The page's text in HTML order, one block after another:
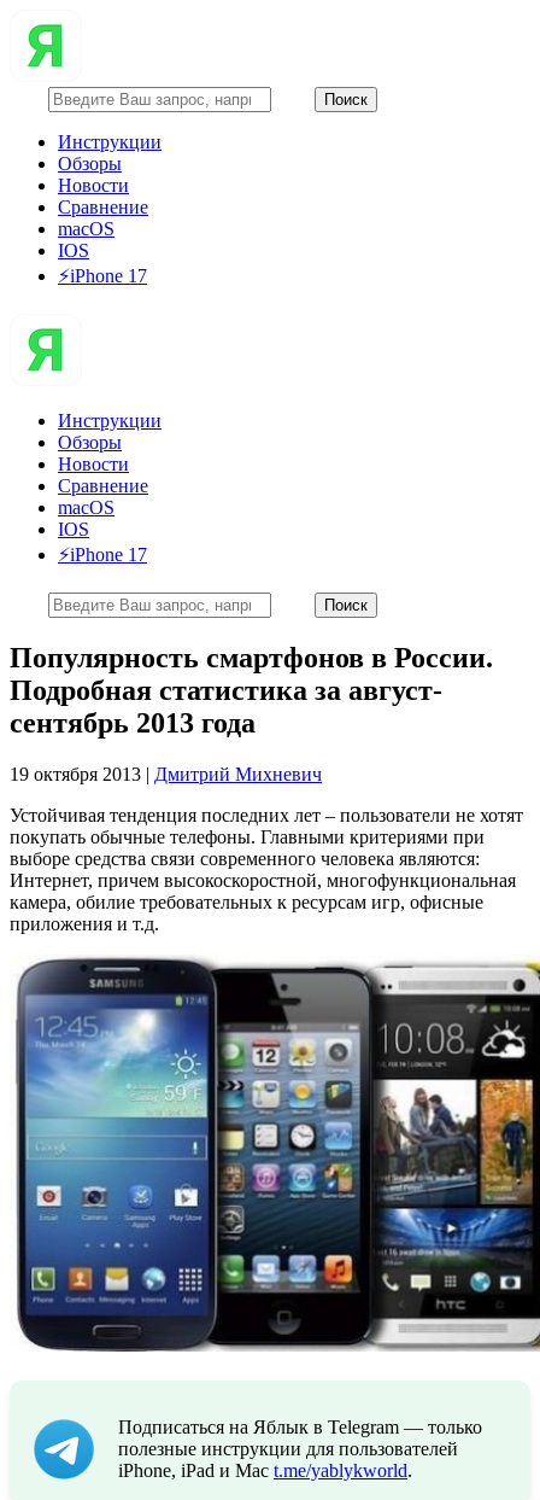
Инструкции
Обзоры
Новости
Сравнение
macOS
IOS
⚡️iPhone 17
Инструкции
Обзоры
Новости
Сравнение
macOS
IOS
⚡️iPhone 17
Популярность смартфонов в России.
Подробная статистика за август-
сентябрь 2013 года
19 октября 2013 | Дмитрий Михневич
Устойчивая тенденция последних лет – пользователи не хотят
покупать обычные телефоны. Главными критериями при
выборе средства связи современного человека являются:
Интернет, причем высокоскоростной, многофункциональная
камера, обилие требовательных к ресурсам игр, офисные
приложения и т.д.
Подписаться на Яблык в Telegram — только
полезные инструкции для пользователей
iPhone, iPad и Mac t.me/yablykworld.